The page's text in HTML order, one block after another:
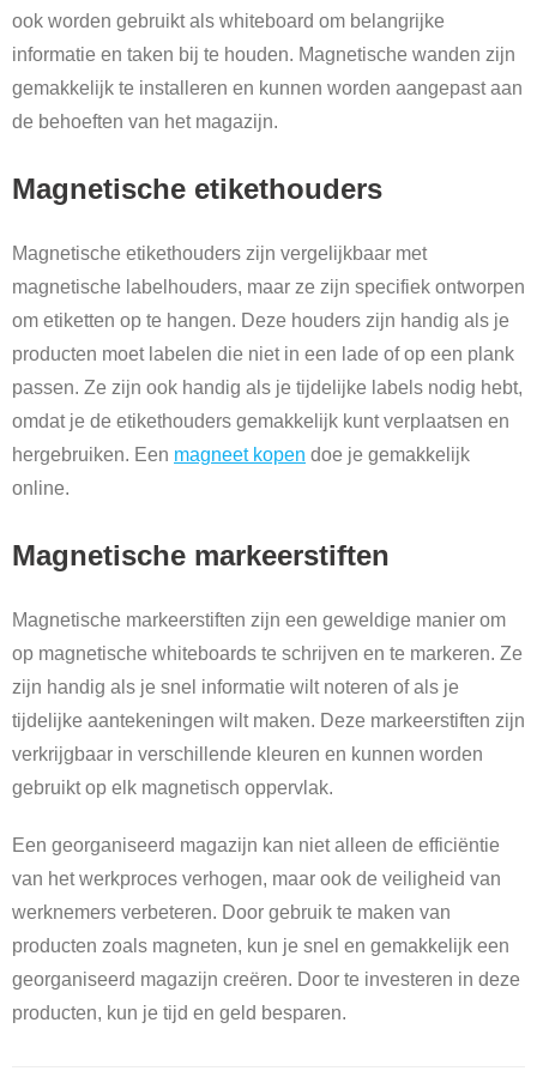
ook worden gebruikt als whiteboard om belangrijke
informatie en taken bij te houden. Magnetische wanden zijn
gemakkelijk te installeren en kunnen worden aangepast aan
de behoeften van het magazijn.
Magnetische etikethouders
Magnetische etikethouders zijn vergelijkbaar met
magnetische labelhouders, maar ze zijn specifiek ontworpen
om etiketten op te hangen. Deze houders zijn handig als je
producten moet labelen die niet in een lade of op een plank
passen. Ze zijn ook handig als je tijdelijke labels nodig hebt,
omdat je de etikethouders gemakkelijk kunt verplaatsen en
hergebruiken. Een magneet kopen doe je gemakkelijk
online.
Magnetische markeerstiften
Magnetische markeerstiften zijn een geweldige manier om
op magnetische whiteboards te schrijven en te markeren. Ze
zijn handig als je snel informatie wilt noteren of als je
tijdelijke aantekeningen wilt maken. Deze markeerstiften zijn
verkrijgbaar in verschillende kleuren en kunnen worden
gebruikt op elk magnetisch oppervlak.
Een georganiseerd magazijn kan niet alleen de efficiëntie
van het werkproces verhogen, maar ook de veiligheid van
werknemers verbeteren. Door gebruik te maken van
producten zoals magneten, kun je snel en gemakkelijk een
georganiseerd magazijn creëren. Door te investeren in deze
producten, kun je tijd en geld besparen.